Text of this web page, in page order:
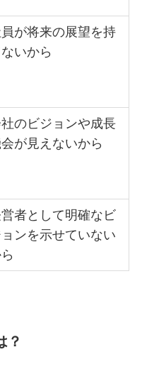
が将来の展望を持
いから
のビジョンや成長
が見えないから
者として明確なビ
ョンを示せていない
？